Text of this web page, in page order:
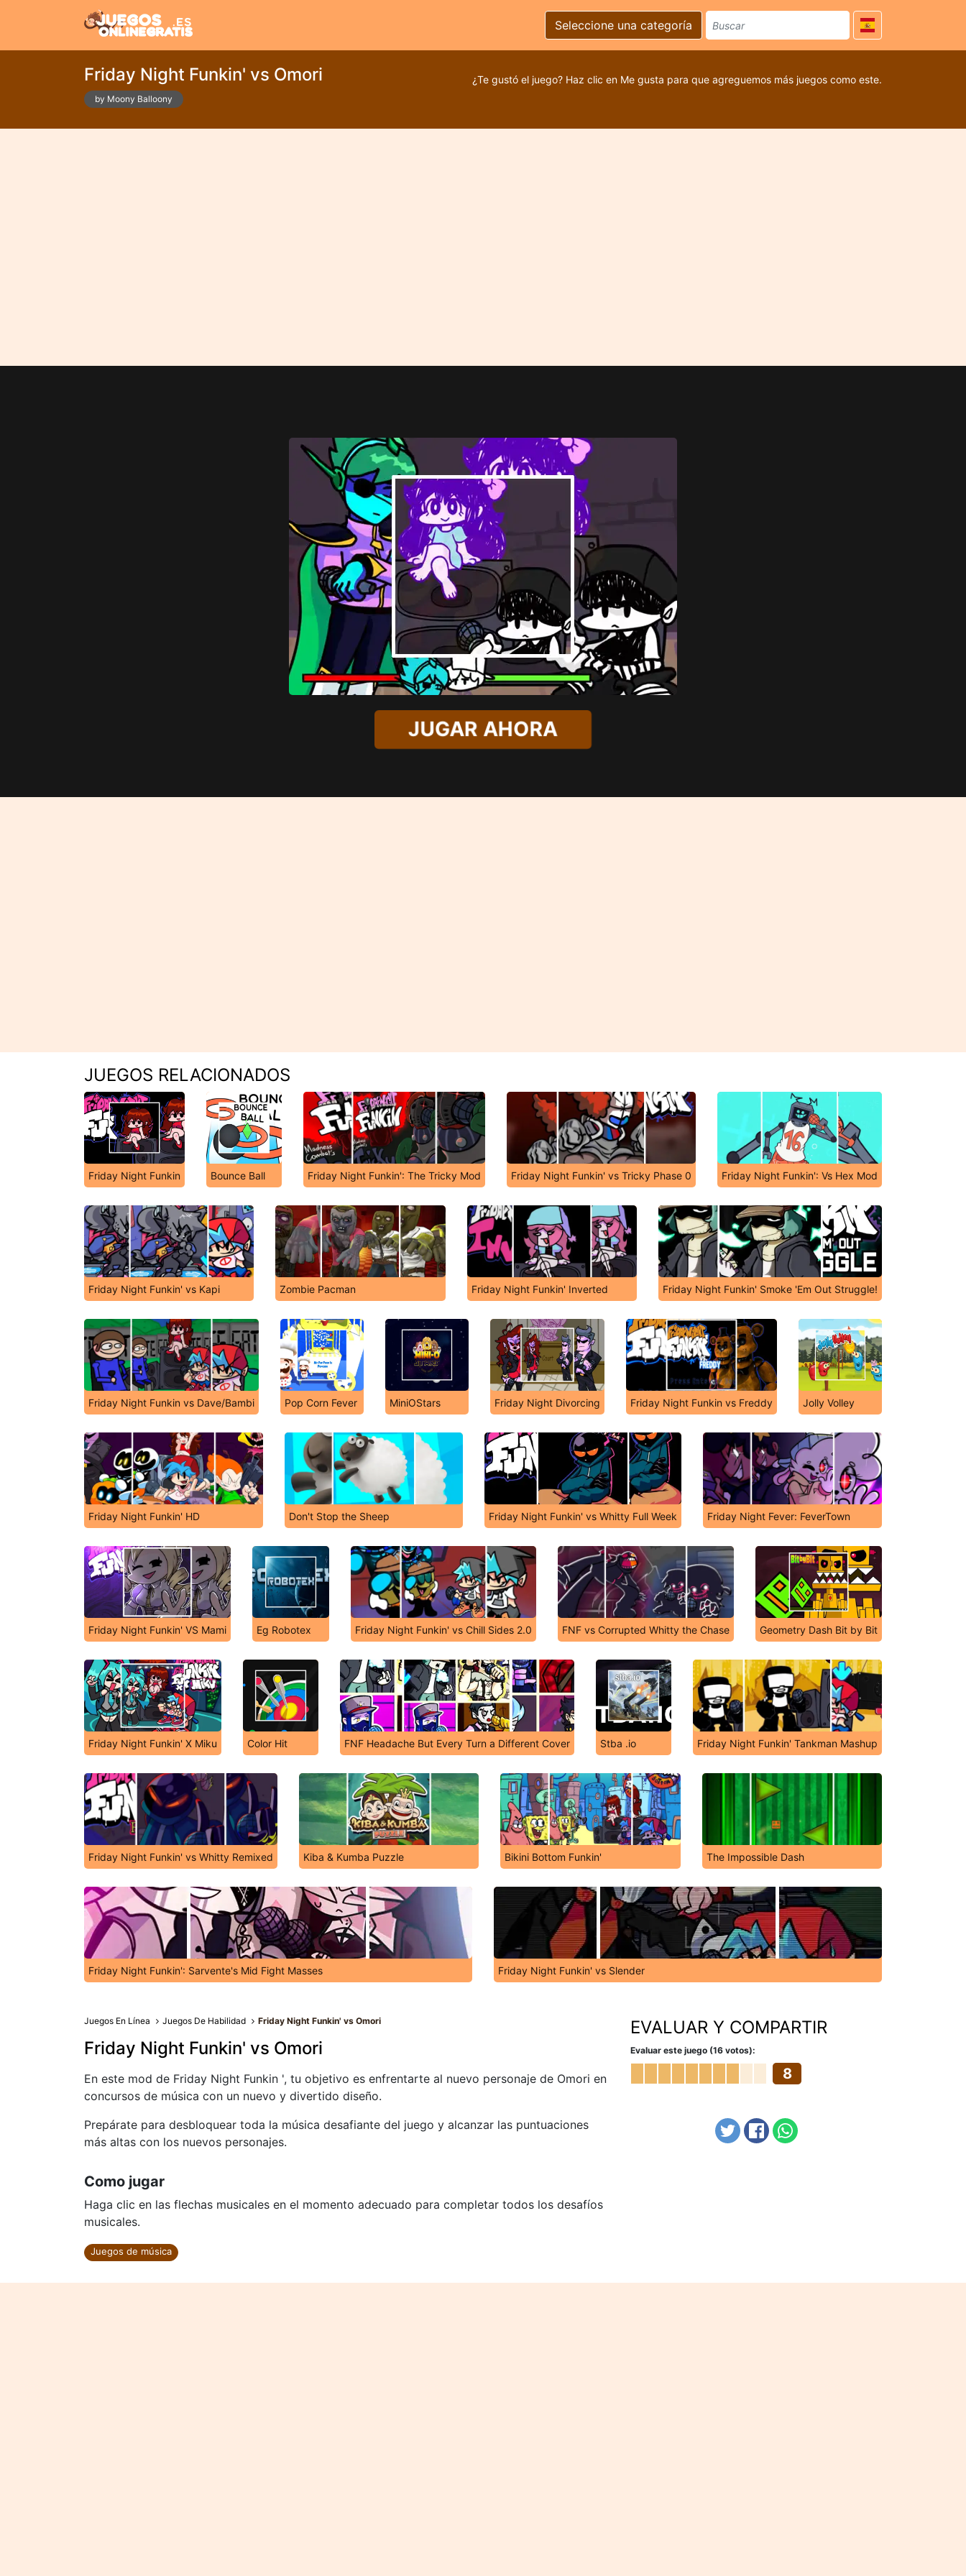
Seleccione una categoría
Friday Night Funkin' vs Omori
by Moony Balloony
¿Te gustó el juego? Haz clic en Me gusta para que agreguemos más juegos como este.
JUGAR AHORA
JUEGOS RELACIONADOS
Friday Night Funkin Bounce Ball Friday Night Funkin': The Tricky Mod Friday Night Funkin' vs Tricky Phase 0 Friday Night Funkin': Vs Hex Mod
Friday Night Funkin' vs Kapi Zombie Pacman Friday Night Funkin' Inverted Friday Night Funkin' Smoke 'Em Out Struggle!
Friday Night Funkin vs Dave/Bambi Pop Corn Fever MiniOStars Friday Night Divorcing Friday Night Funkin vs Freddy Jolly Volley
Friday Night Funkin' HD Don't Stop the Sheep Friday Night Funkin' vs Whitty Full Week Friday Night Fever: FeverTown
Friday Night Funkin' VS Mami Eg Robotex Friday Night Funkin' vs Chill Sides 2.0 FNF vs Corrupted Whitty the Chase Geometry Dash Bit by Bit
Friday Night Funkin' X Miku Color Hit FNF Headache But Every Turn a Different Cover Stba .io Friday Night Funkin' Tankman Mashup
Friday Night Funkin' vs Whitty Remixed Kiba & Kumba Puzzle Bikini Bottom Funkin' The Impossible Dash
Friday Night Funkin': Sarvente's Mid Fight Masses Friday Night Funkin' vs Slender
Juegos En Línea Juegos De Habilidad Friday Night Funkin' vs Omori
Friday Night Funkin' vs Omori
En este mod de Friday Night Funkin ', tu objetivo es enfrentarte al nuevo personaje de Omori en
concursos de música con un nuevo y divertido diseño.
Prepárate para desbloquear toda la música desafiante del juego y alcanzar las puntuaciones
más altas con los nuevos personajes.
Como jugar
Haga clic en las flechas musicales en el momento adecuado para completar todos los desafíos
musicales.
Juegos de música
EVALUAR Y COMPARTIR
Evaluar este juego (16 votos):
8